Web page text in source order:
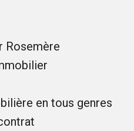
Rosemère
en tous genres